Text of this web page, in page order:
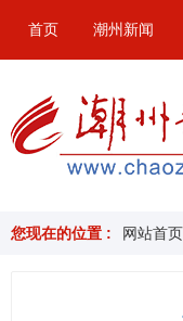
首页 潮州新闻
您现在的位置 : 网站首页